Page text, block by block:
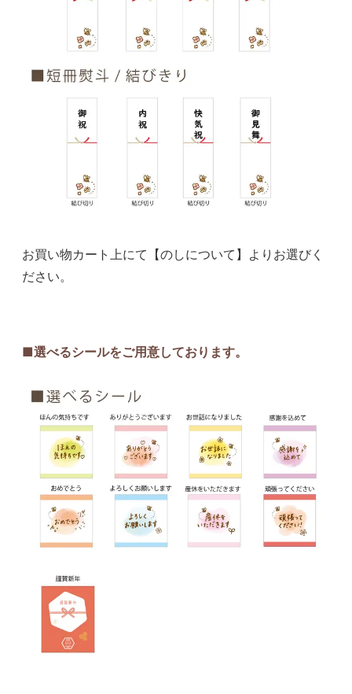
お買い物カート上にて【のしについて】よりお選びく
ださい。
■選べるシールをご用意しております。